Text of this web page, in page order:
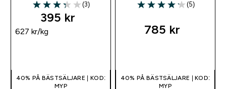
3.33 out of 5 stars
(3)
395 kr‎
627 kr‎/kg
40% PÅ BÄSTSÄLJARE | KOD:
MYP
4.2 out of 5 stars
(5)
785 kr‎
40% PÅ BÄSTSÄLJARE | KOD:
MYP